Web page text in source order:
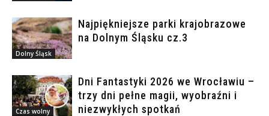
Dolny Śląsk
Najpiękniejsze parki krajobrazowe
na Dolnym Śląsku cz.3
Czas wolny
Dni Fantastyki 2026 we Wrocławiu –
trzy dni pełne magii, wyobraźni i
niezwykłych spotkań